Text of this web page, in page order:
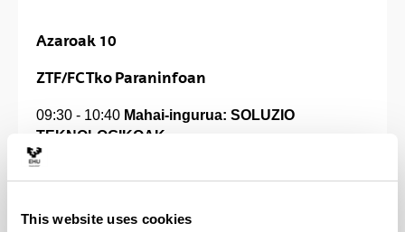
This website uses cookies
Azaroak 10
ZTF/FCTko Paraninfoan
09:30 - 10:40 Mahai-ingurua: SOLUZIO
TEKNOLOGIKOAK
Gorka Elordi (moderatzailea): Titular
Química (gorka.elordi@ehu.eus)